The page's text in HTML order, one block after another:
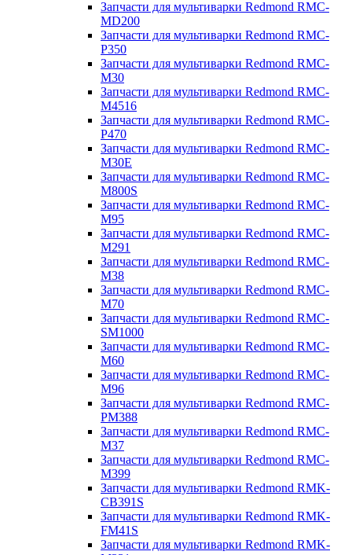
Запчасти для мультиварки Redmond RMC-
MD200
Запчасти для мультиварки Redmond RMC-
P350
Запчасти для мультиварки Redmond RMC-
M30
Запчасти для мультиварки Redmond RMC-
M4516
Запчасти для мультиварки Redmond RMC-
P470
Запчасти для мультиварки Redmond RMC-
M30E
Запчасти для мультиварки Redmond RMC-
M800S
Запчасти для мультиварки Redmond RMC-
M95
Запчасти для мультиварки Redmond RMC-
M291
Запчасти для мультиварки Redmond RMC-
M38
Запчасти для мультиварки Redmond RMC-
M70
Запчасти для мультиварки Redmond RMC-
SM1000
Запчасти для мультиварки Redmond RMC-
M60
Запчасти для мультиварки Redmond RMC-
M96
Запчасти для мультиварки Redmond RMC-
PM388
Запчасти для мультиварки Redmond RMC-
M37
Запчасти для мультиварки Redmond RMC-
M399
Запчасти для мультиварки Redmond RMK-
CB391S
Запчасти для мультиварки Redmond RMK-
FM41S
Запчасти для мультиварки Redmond RMK-